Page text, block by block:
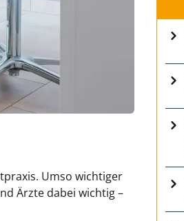
Umso wichtiger
Ärzte dabei wichtig –